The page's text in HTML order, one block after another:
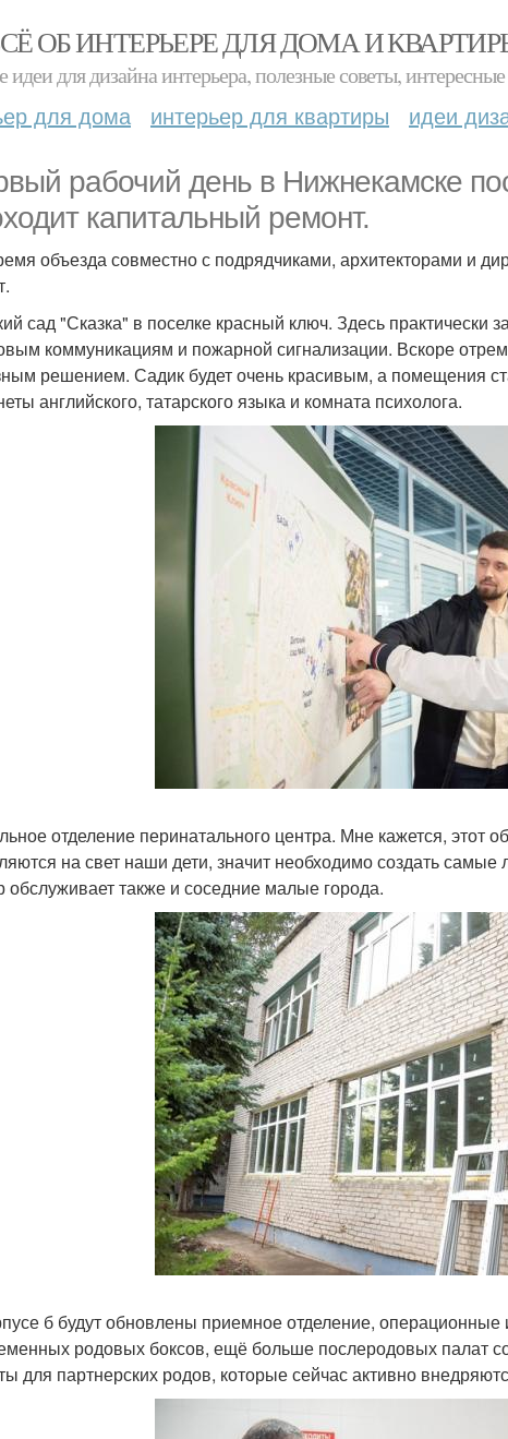
ОБ ИНТЕРЬЕРЕ ДЛЯ ДОМА И
для дизайна интерьера, полезные советы, интересные
для дома интерьер для квартиры идеи
рабочий день в Нижнекамске
капитальный ремонт.
объезда совместно с подрядчиками, архитекторами и
сад "Сказка" в поселке красный ключ. Здесь практически
коммуникациям и пожарной сигнализации. Вскоре
решением. Садик будет очень красивым, а помещения
английского, татарского языка и комната психолога.
отделение перинатального центра. Мне кажется, этот
на свет наши дети, значит необходимо создать
обслуживает также и соседние малые города.
б будут обновлены приемное отделение,
родовых боксов, ещё больше послеродовых палат
для партнерских родов, которые сейчас активно